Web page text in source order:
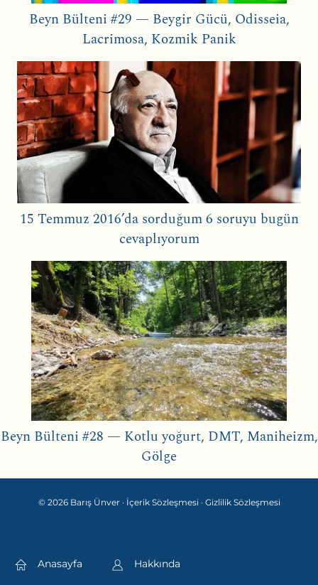
Beyn Bülteni #29 — Beygir Gücü, Odisseia,
Lacrimosa, Kozmik Panik
15 Temmuz 2016’da sorduğum 6 soruyu bugün
cevaplıyorum
Beyn Bülteni #28 — Kotlu yoğurt, DMT, Maniheizm,
Gölge
© 2026 Barış Ünver · İçerik Sözleşmesi · Gizlilik Sözleşmesi
Anasayfa Hakkında